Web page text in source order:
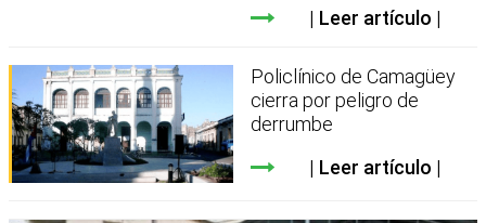
Leer artículo
Policlínico de Camagüey
cierra por peligro de
derrumbe
Leer artículo